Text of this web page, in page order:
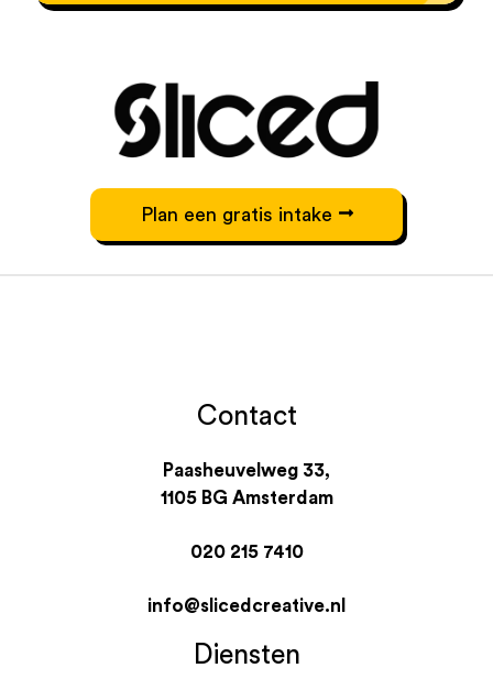
Plan een gratis intake
Contact
Paasheuvelweg 33,
1105 BG Amsterdam
020 215 7410
info@slicedcreative.nl
Diensten